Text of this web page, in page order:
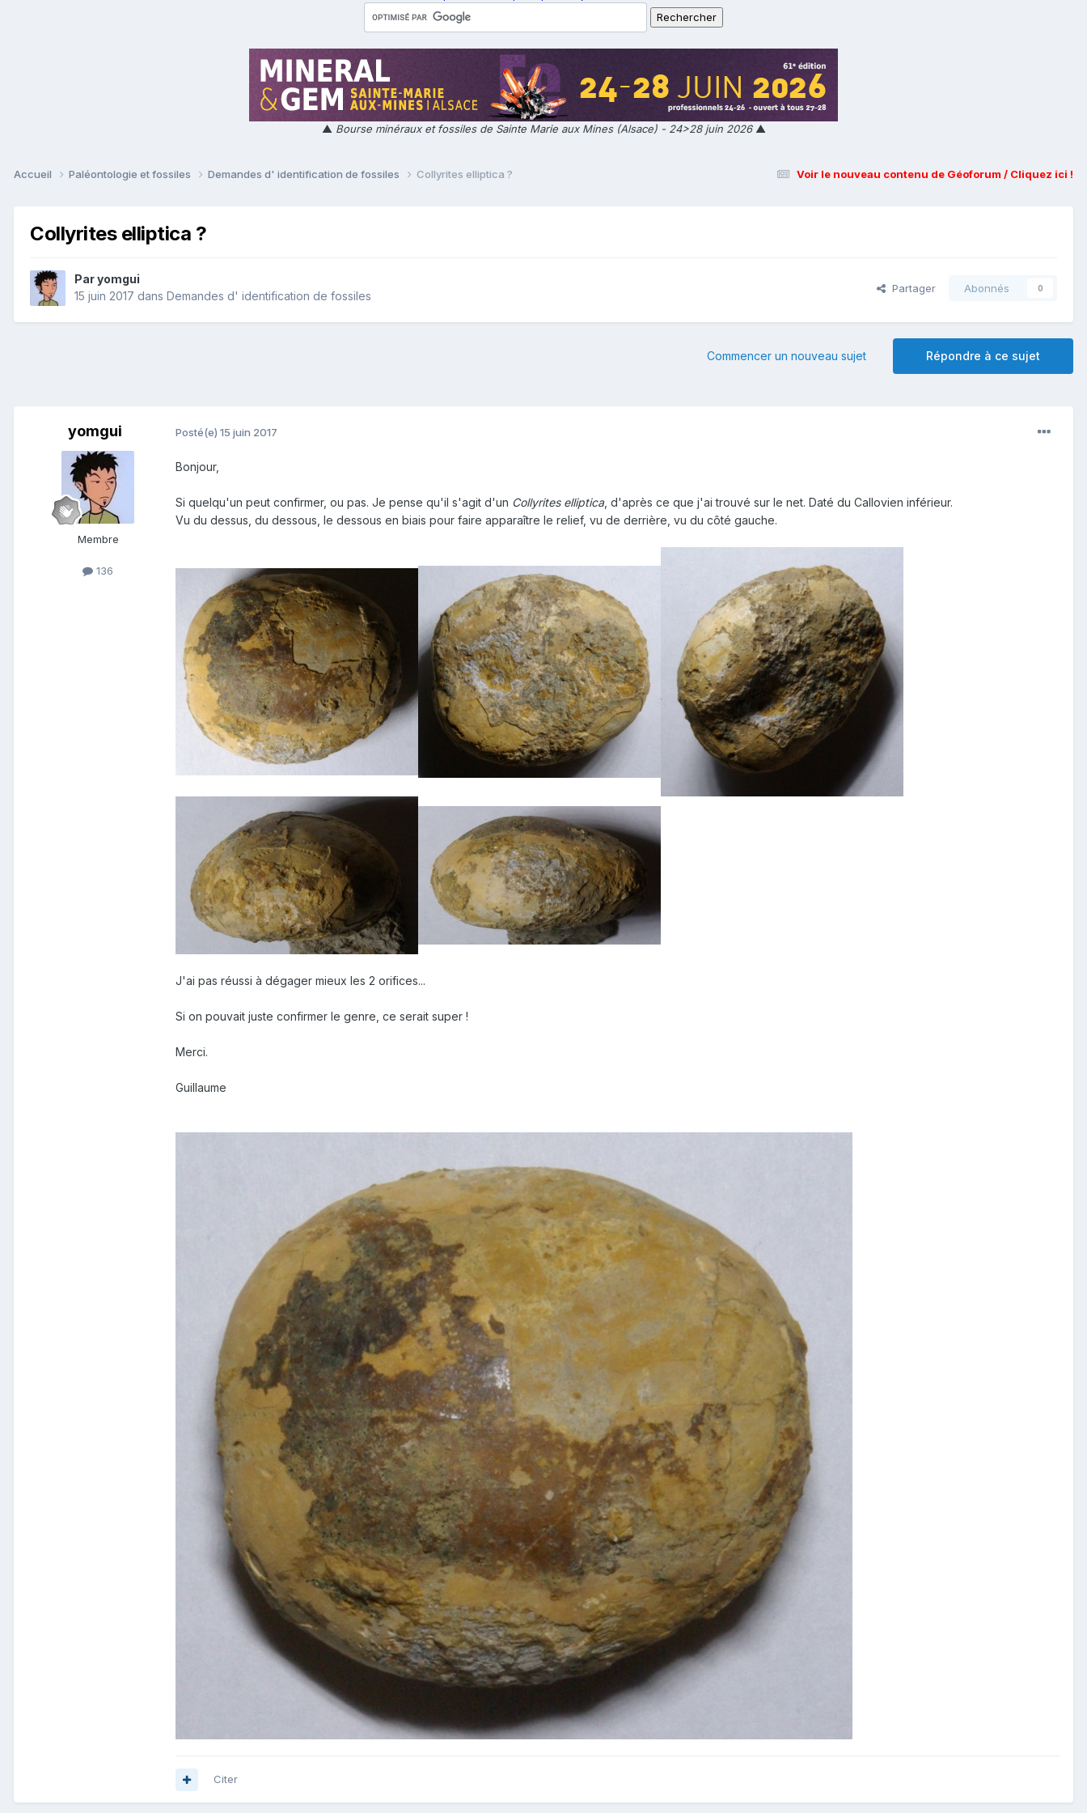
▲ Bourse minéraux et fossiles de Sainte Marie aux Mines (Alsace) - 24>28 juin 2026▲
Voir le nouveau contenu de Géoforum / Cliquez ici !
Accueil Paléontologie et fossiles Demandes d' identification de fossiles Collyrites elliptica ?
Collyrites elliptica ?
Paryomgui
15 juin 2017 dans Demandes d' identification de fossiles
Partager Abonnés 0
Répondre à ce sujet
Commencer un nouveau sujet
yomgui
Membre
136
Posté(e) 15 juin 2017
Bonjour,
Si quelqu'un peut confirmer, ou pas. Je pense qu'il s'agit d'un Collyrites elliptica , d'après ce que j'ai trouvé sur le net. Daté du Callovien inférieur.
Vu du dessus, du dessous, le dessous en biais pour faire apparaître le relief, vu de derrière, vu du côté gauche.
J'ai pas réussi à dégager mieux les 2 orifices...
Si on pouvait juste confirmer le genre, ce serait super !
Merci.
Guillaume
Citer